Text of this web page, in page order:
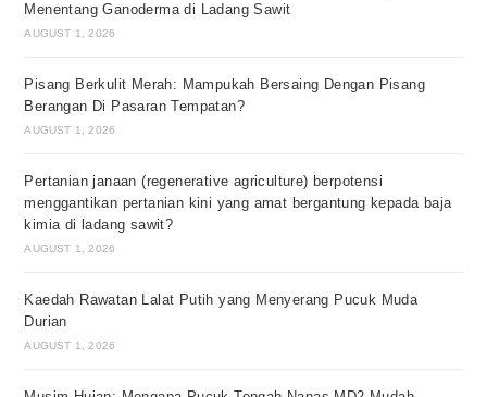
Menentang Ganoderma di Ladang Sawit
AUGUST 1, 2026
Pisang Berkulit Merah: Mampukah Bersaing Dengan Pisang
Berangan Di Pasaran Tempatan?
AUGUST 1, 2026
Pertanian janaan (regenerative agriculture) berpotensi
menggantikan pertanian kini yang amat bergantung kepada baja
kimia di ladang sawit?
AUGUST 1, 2026
Kaedah Rawatan Lalat Putih yang Menyerang Pucuk Muda
Durian
AUGUST 1, 2026